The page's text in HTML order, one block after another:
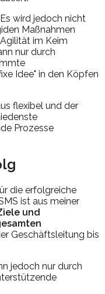
wird jedoch nicht
Maßnahmen
im Keim
nur durch
Idee" in den Köpfen
flexibel und der
Prozesse
die erfolgreiche
ist aus meiner
und
Geschäftsleitung bis
jedoch nur durch